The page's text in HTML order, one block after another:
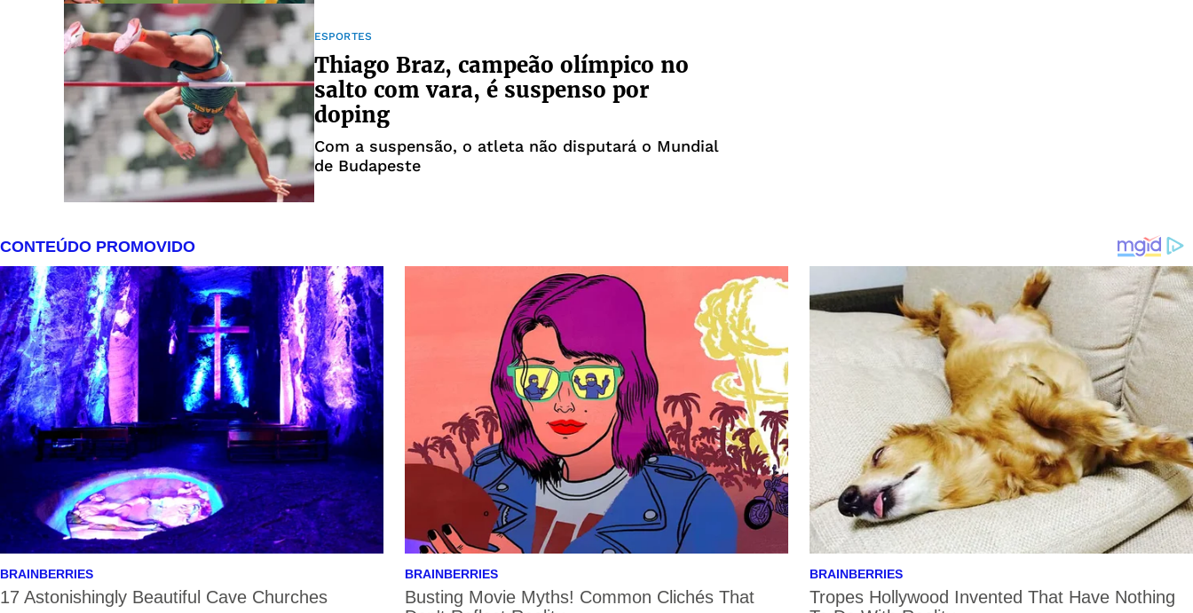
ESPORTES
Thiago Braz, campeão olímpico no
salto com vara, é suspenso por
doping
Com a suspensão, o atleta não disputará o Mundial
de Budapeste